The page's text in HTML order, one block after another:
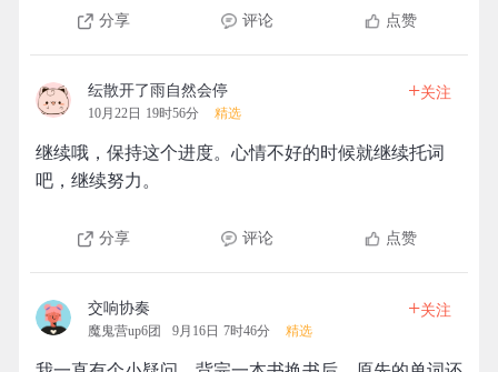
分享 评论 点赞
纭散开了雨自然会停
10月22日 19时56分 精选
+关注
继续哦，保持这个进度。心情不好的时候就继续托词
吧，继续努力。
分享 评论 点赞
交响协奏
魔鬼营up6团 9月16日 7时46分 精选
+关注